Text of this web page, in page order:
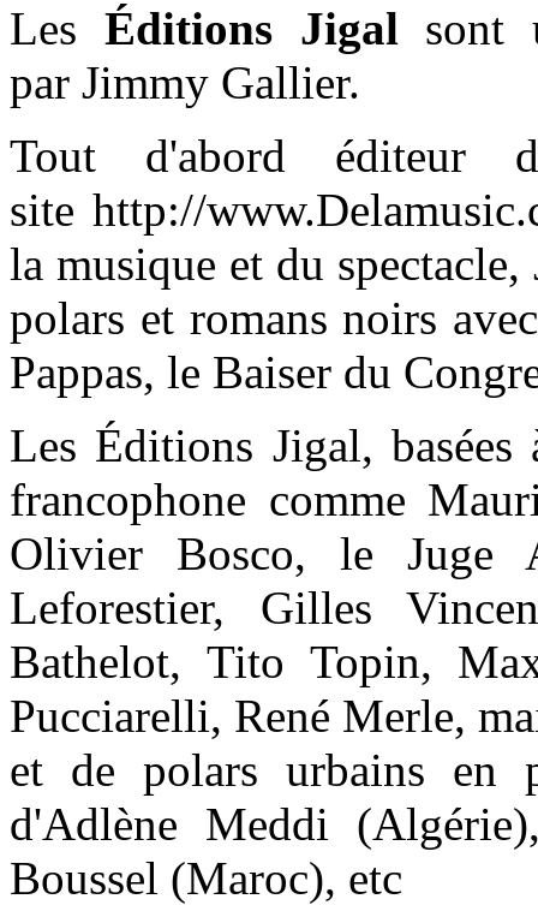
Les Éditions Jigal sont
par Jimmy Gallier.
Tout d'abord
site http://
la musique et du
polars et romans noirs
Pappas, le Baiser du
Les Éditions Jigal,
francophone comme
Olivier Bosco, le Juge
Leforestier, Gilles
Bathelot, Tito Topin,
Pucciarelli, René Merle,
et de polars urbains en
d'Adlène Meddi
Boussel (Maroc), etc